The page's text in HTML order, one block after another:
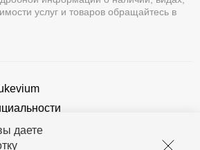
даете
услуг и товаров обращайтесь в